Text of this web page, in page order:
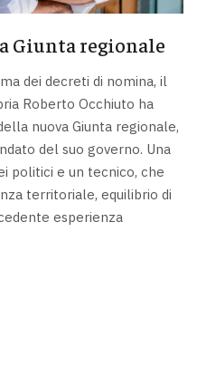
Giunta regionale
dei decreti di nomina, il
Roberto Occhiuto ha
nuova Giunta regionale,
del suo governo. Una
politici e un tecnico, che
territoriale, equilibrio di
esperienza